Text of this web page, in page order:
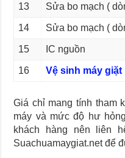
13 Sửa bo mạch (
14 Sửa bo mạch (
15 IC nguồn
16 Vệ sinh máy giặt
Giá chỉ mang tính tham
máy và mức độ hư
khách hàng nên liên
Suachuamaygiat.net để